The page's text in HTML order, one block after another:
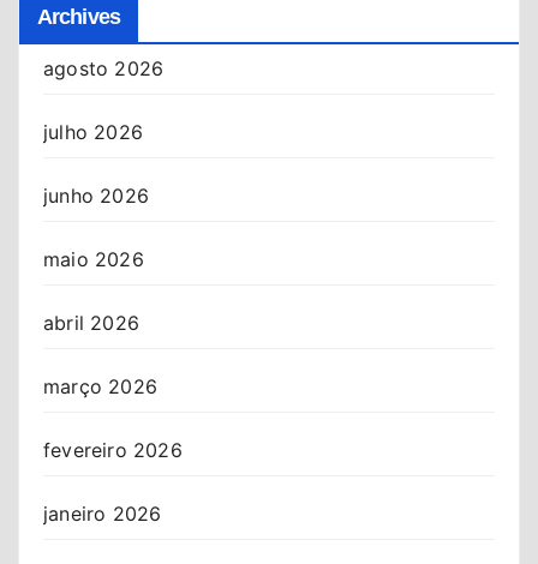
Archives
agosto 2026
julho 2026
junho 2026
maio 2026
abril 2026
março 2026
fevereiro 2026
janeiro 2026